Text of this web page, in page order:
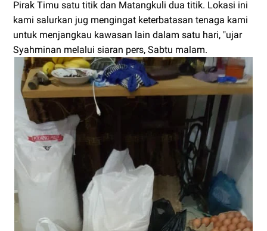
Pirak Timu satu titik dan Matangkuli dua titik. Lokasi ini
kami salurkan jug mengingat keterbatasan tenaga kami
untuk menjangkau kawasan lain dalam satu hari, "ujar
Syahminan melalui siaran pers, Sabtu malam.